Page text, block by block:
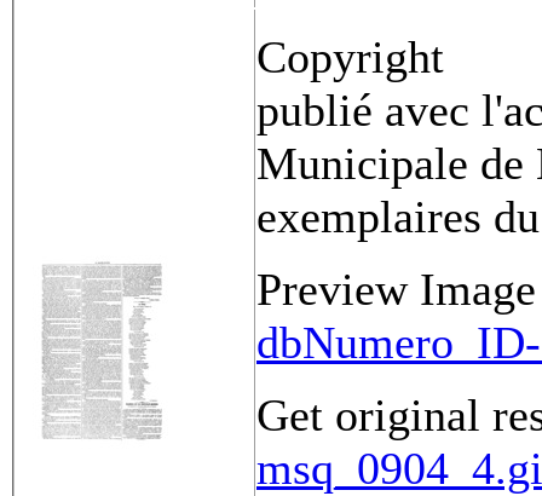
Copyright
publié avec
Municipale de
exemplaires
Preview Image
Get original